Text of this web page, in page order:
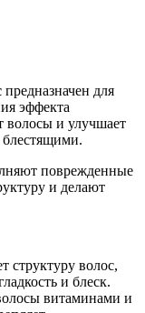
предназначен для
эффекта
волосы и улучшает
блестящими.
поврежденные
и делают
структуру волос,
и блеск.
витаминами и